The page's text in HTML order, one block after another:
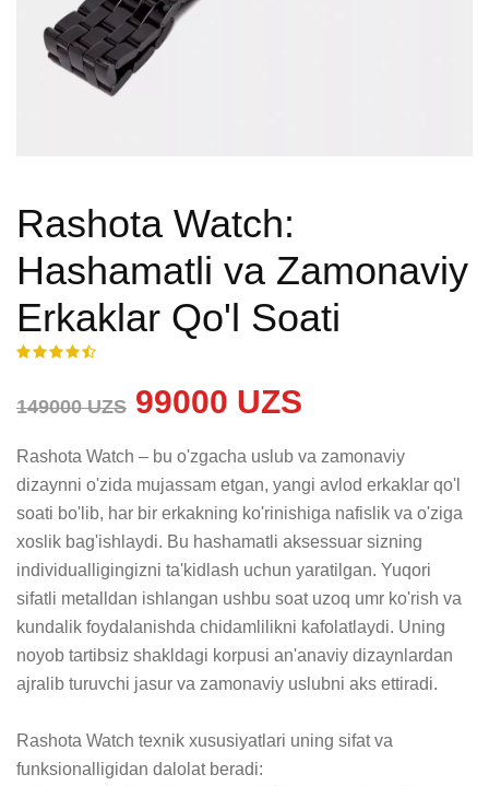
Rashota Watch:
Hashamatli va Zamonaviy
Erkaklar Qo'l Soati
149000 UZS 99000 UZS
Rashota Watch – bu o'zgacha uslub va zamonaviy
dizaynni o'zida mujassam etgan, yangi avlod erkaklar qo'l
soati bo'lib, har bir erkakning ko'rinishiga nafislik va o'ziga
xoslik bag'ishlaydi. Bu hashamatli aksessuar sizning
individualligingizni ta'kidlash uchun yaratilgan. Yuqori
sifatli metalldan ishlangan ushbu soat uzoq umr ko'rish va
kundalik foydalanishda chidamlilikni kafolatlaydi. Uning
noyob tartibsiz shakldagi korpusi an'anaviy dizaynlardan
ajralib turuvchi jasur va zamonaviy uslubni aks ettiradi.
Rashota Watch texnik xususiyatlari uning sifat va
funksionalligidan dalolat beradi: